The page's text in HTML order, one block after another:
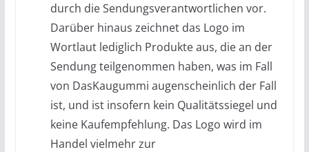
durch die Sendungsverantwortlichen vor.
Darüber hinaus zeichnet das Logo im
Wortlaut lediglich Produkte aus, die an der
Sendung teilgenommen haben, was im Fall
von DasKaugummi augenscheinlich der Fall
ist, und ist insofern kein Qualitätssiegel und
keine Kaufempfehlung. Das Logo wird im
Handel vielmehr zur